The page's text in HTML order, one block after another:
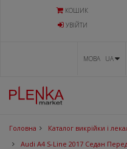
КОШИК
УВIЙТИ
МОВА UA
Головна Каталог викрійки і
Audi A4 S-Line 2017 Седан